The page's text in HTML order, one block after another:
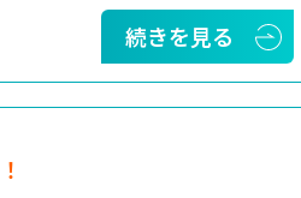
続きを見る